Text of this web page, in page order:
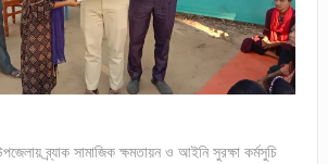
ব্র্যাক সামাজিক ক্ষমতায়ন ও আইনি সুরক্ষা কর্মসুচি